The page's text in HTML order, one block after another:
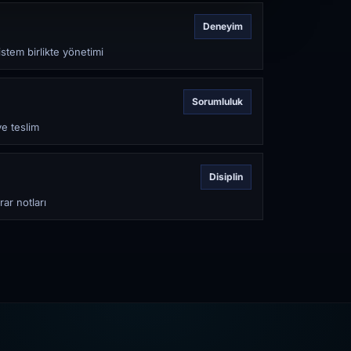
Deneyim
birlikte yönetimi
Sorumluluk
teslim
Disiplin
notları